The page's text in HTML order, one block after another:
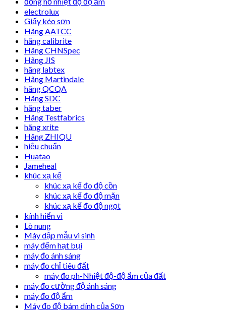
electrolux
Giấy kéo sơn
Hãng AATCC
hãng calibrite
Hãng CHNSpec
Hãng JIS
hãng labtex
Hãng Martindale
hãng QCQA
Hãng SDC
hãng taber
Hãng Testfabrics
hãng xrite
Hãng ZHIQU
hiệu chuẩn
Huatao
Jameheal
khúc xạ kế
khúc xạ kế đo độ cồn
khúc xạ kế đo độ mặn
khúc xạ kế đo độ ngọt
kính hiển vi
Lò nung
Máy dập mẫu vi sinh
máy đếm hạt bụi
máy đo ánh sáng
máy đo chỉ tiêu đất
máy đo ph-Nhiệt độ-độ ẩm của đất
máy đo cường độ ánh sáng
máy đo độ ẩm
Máy đo độ bám dính của Sơn